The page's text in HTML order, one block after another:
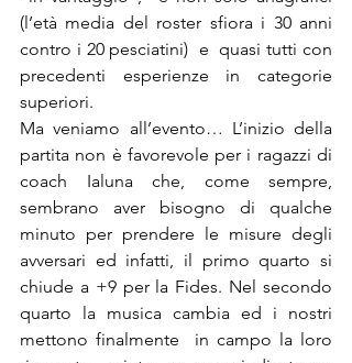
(l’età media del roster sfiora i 30 anni
contro i 20 pesciatini)  e  quasi tutti con
precedenti esperienze in categorie
superiori.
Ma veniamo all’evento… L’inizio della
partita non è favorevole per i ragazzi di
coach Ialuna che, come sempre,
sembrano aver bisogno di qualche
minuto per prendere le misure degli
avversari ed infatti, il primo quarto si
chiude a +9 per la Fides. Nel secondo
quarto la musica cambia ed i nostri
mettono finalmente  in campo la loro